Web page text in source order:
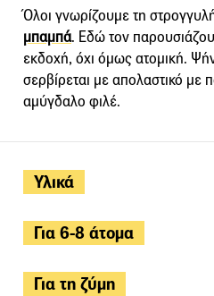
Υλικά
Για 6-8 άτομα
Για τη ζύμη
Όλοι γνωρίζουμε τη
μπαμπά. Εδώ τον
εκδοχή, όχι όμως ατομική.
σερβίρεται με απολαστικό με
αμύγδαλο φιλέ.